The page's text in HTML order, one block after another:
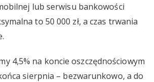
lub serwisu bankowości
to 50 000 zł, a czas trwania
4,5% na koncie oszczędnościowym
sierpnia – bezwarunkowo, a do